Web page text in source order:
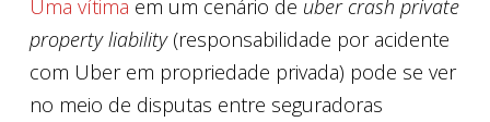
Uma vítima em um cenário de uber crash private
property liability(responsabilidade por acidente
com Uber em propriedade privada) pode se ver
no meio de disputas entre seguradoras